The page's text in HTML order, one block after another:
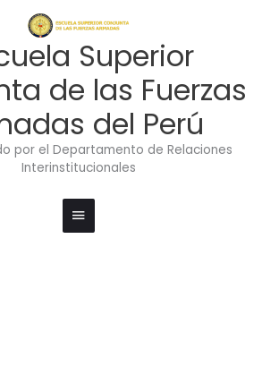
Superior
de las Fuerzas
del Perú
por el Departamento de Relaciones
Interinstitucionales
principal